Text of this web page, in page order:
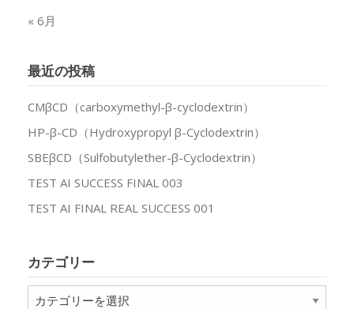
« 6月
最近の投稿
CMβCD（carboxymethyl-β-cyclodextrin）
HP-β-CD（Hydroxypropyl β-Cyclodextrin）
SBEβCD（Sulfobutylether-β-Cyclodextrin）
TEST AI SUCCESS FINAL 003
TEST AI FINAL REAL SUCCESS 001
カテゴリー